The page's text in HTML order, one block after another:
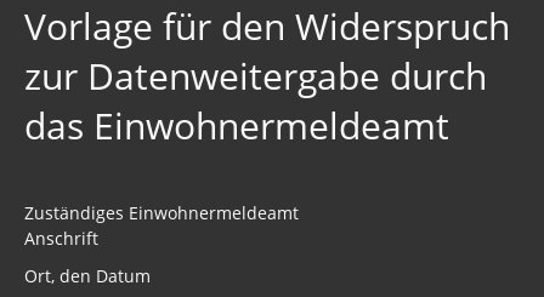
Vorlage für den Widerspruch
zur Datenweitergabe durch
das Einwohnermeldeamt
Zuständiges Einwohnermeldeamt
Anschrift
Ort, den Datum